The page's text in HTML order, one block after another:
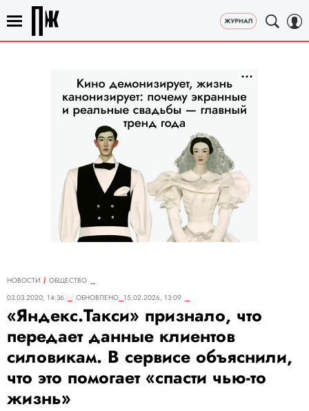
НОВОСТИ
ОБЩЕСТВО
03.03.2020, 14:36
ОБНОВЛЕНО 15.02.2026, 13:09
«Яндекс.Такси» признало, что
передает данные клиентов
силовикам. В сервисе объяснили,
что это помогает «спасти чью-то
жизнь»